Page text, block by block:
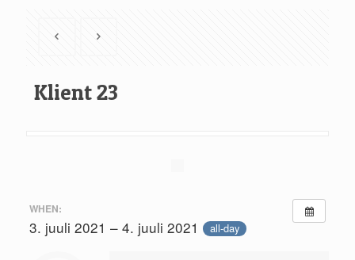
Klient 23
WHEN:
3. juuli 2021 – 4. juuli 2021 all-day